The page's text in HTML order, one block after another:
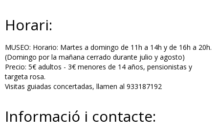
Horari:
MUSEO: Horario: Martes a domingo de 11h a 14h y de 16h a 20h.
(Domingo por la mañana cerrado durante julio y agosto)
Precio: 5€ adultos - 3€ menores de 14 años, pensionistas y
targeta rosa.
Visitas guiadas concertadas, llamen al 933187192
Informació i contacte: